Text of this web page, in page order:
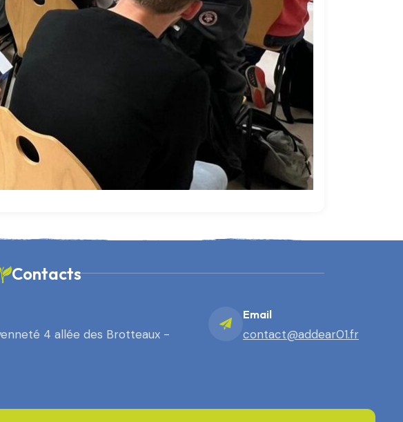
Contacts
4 allée des Brotteaux -
Email
contact@addear01.fr